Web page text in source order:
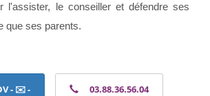
l'assister, le conseiller et défendre ses
que ses parents.
- ✉️ - 03.88.36.56.04